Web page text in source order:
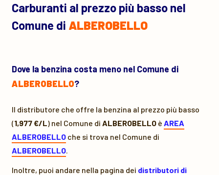
Carburanti al prezzo più basso nel
Comune di ALBEROBELLO
Dove la benzina costa meno nel Comune di
ALBEROBELLO?
Il distributore che offre la benzina al prezzo più basso
(1,977 €/L) nel Comune di ALBEROBELLO è AREA
ALBEROBELLO che si trova nel Comune di
ALBEROBELLO.
Inoltre, puoi andare nella pagina dei distributori di